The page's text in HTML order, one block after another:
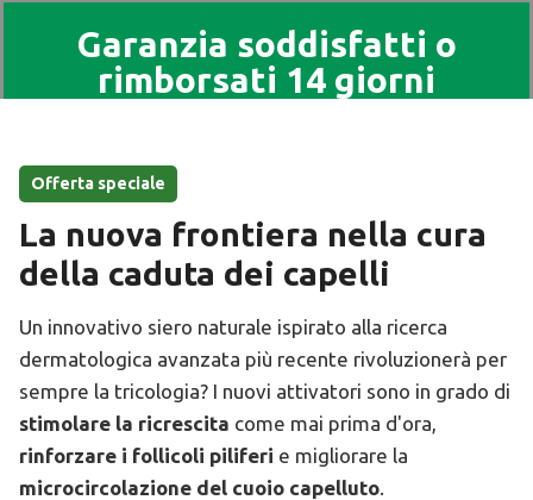
Garanzia soddisfatti o
rimborsati 14 giorni
Offerta speciale
La nuova frontiera nella cura
della caduta dei capelli
Un innovativo siero naturale ispirato alla ricerca
dermatologica avanzata più recente rivoluzionerà per
sempre la tricologia? I nuovi attivatori sono in grado di
stimolare la ricrescita come mai prima d'ora,
rinforzare i follicoli piliferi e migliorare la
microcircolazione del cuoio capelluto.